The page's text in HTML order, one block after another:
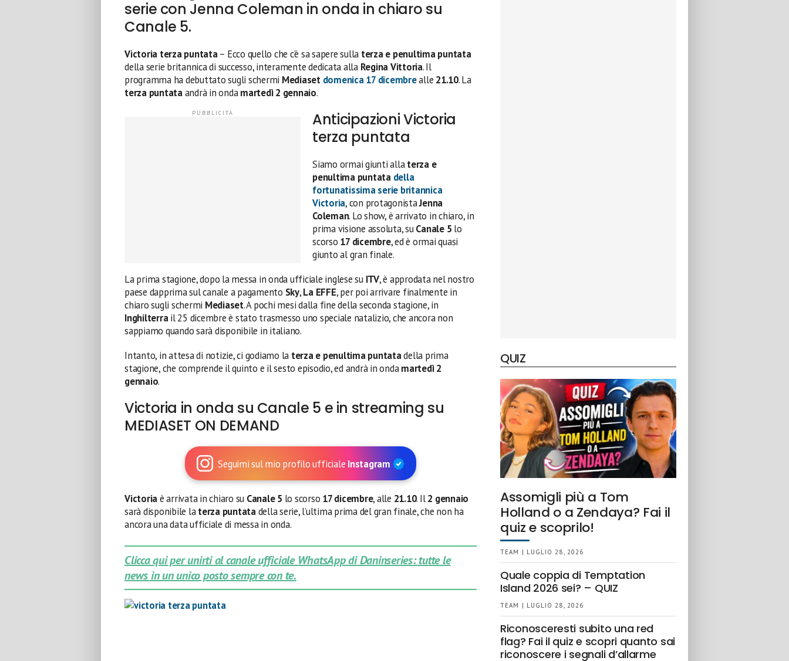
serie con Jenna Coleman in onda in chiaro su
Canale 5.
Victoria terza puntata– Ecco quello che c’è sa sapere sulla terza e penultima puntata
della serie britannica di successo, interamente dedicata alla Regina Vittoria. Il
programma ha debuttato sugli schermi Mediaset domenica 17 dicembrealle 21.10. La
terza puntataandrà in ondamartedì 2 gennaio.
Anticipazioni Victoria
terza puntata
Siamo ormai giunti allaterza e
penultima puntata della
fortunatissima serie britannica
Victoria, con protagonistaJenna
Coleman. Lo show, è arrivato in chiaro, in
prima visione assoluta, suCanale 5 lo
scorso 17 dicembre, ed è ormai quasi
giunto al gran finale.
La prima stagione, dopo la messa in onda ufficiale inglese su ITV, è approdata nel nostro
paese dapprima sul canale a pagamento Sky,La EFFE, per poi arrivare finalmente in
chiaro sugli schermi Mediaset. A pochi mesi dalla fine della seconda stagione, in
Inghilterrail 25 dicembre è stato trasmesso uno speciale natalizio, che ancora non
sappiamo quando sarà disponibile in italiano.
Intanto, in attesa di notizie, ci godiamo la terza e penultima puntatadella prima
stagione, che comprende il quinto e il sesto episodio, ed andrà in ondamartedì 2
gennaio.
Victoria in onda su Canale 5 e in streaming su
MEDIASET ON DEMAND
Seguimi sul mio profilo ufficiale Instagram
Victoriaè arrivata in chiaro su Canale 5 lo scorso 17 dicembre, alle 21.10. Il2 gennaio
sarà disponibile laterza puntatadella serie, l’ultima prima del gran finale, che non ha
ancora una data ufficiale di messa in onda.
Clicca qui per unirti al canale ufficiale WhatsApp di Daninseries: tutte le
news in un unico posto sempre con te.
QUIZ
Assomigli più a Tom
Holland o a Zendaya? Fai il
quiz e scoprilo!
TEAM | LUGLIO 28, 2026
Quale coppia di Temptation
Island 2026 sei? – QUIZ
TEAM | LUGLIO 28, 2026
Riconosceresti subito una red
flag? Fai il quiz e scopri quanto sai
riconoscere i segnali d’allarme